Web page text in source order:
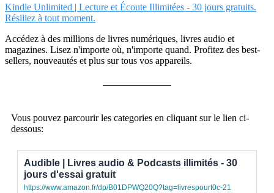
Kindle Unlimited | Lecture et Écoute Illimitées - 30 jours gratuits.
Résiliez à tout moment.
Accédez à des millions de livres numériques, livres audio et
magazines. Lisez n'importe où, n'importe quand. Profitez des best-
sellers, nouveautés et plus sur tous vos appareils.
Vous pouvez parcourir les categories en cliquant sur le lien ci-
dessous:
Audible | Livres audio & Podcasts illimités - 30
jours d'essai gratuit
https://www.amazon.fr/dp/B01DPWQ20Q?tag=livrespourt0c-21